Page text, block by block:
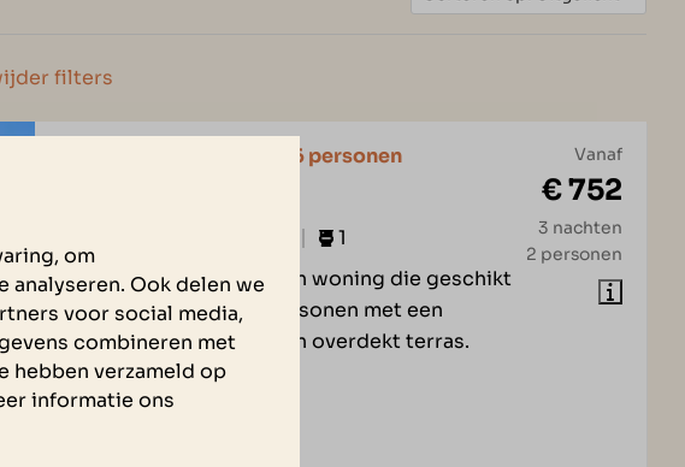
filters
Vanaf
€ 752
3 nachten
2 personen
Villa Oesterdam Basis | 6 personen
1
Oesterdam basis 6 is een woning die geschikt
is voor maximaal zes personen met een
heerlijk ruime tuin en een overdekt terras.
Overdekt terras
om
Ook delen we
voor social media,
combineren met
hebben verzameld op
informatie ons